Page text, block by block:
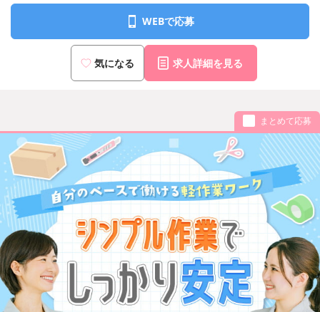
WEBで応募
気になる 求人詳細を見る
まとめて応募